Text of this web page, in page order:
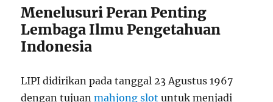
Menelusuri Peran Penting
Lembaga Ilmu Pengetahuan
Indonesia
LIPI didirikan pada tanggal 23 Agustus 1967
dengan tujuanmahjong slot untuk menjadi